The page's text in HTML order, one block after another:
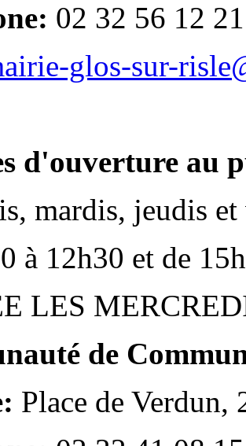
02 32 56 12 21
glos-sur-
d'ouverture au
mardis, jeudis et
à 12h30 et de
LES
de
Place de Verdun,